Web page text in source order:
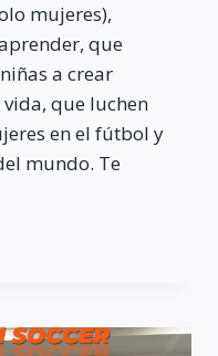
mujeres),
que
a crear
que luchen
en el fútbol y
mundo. Te